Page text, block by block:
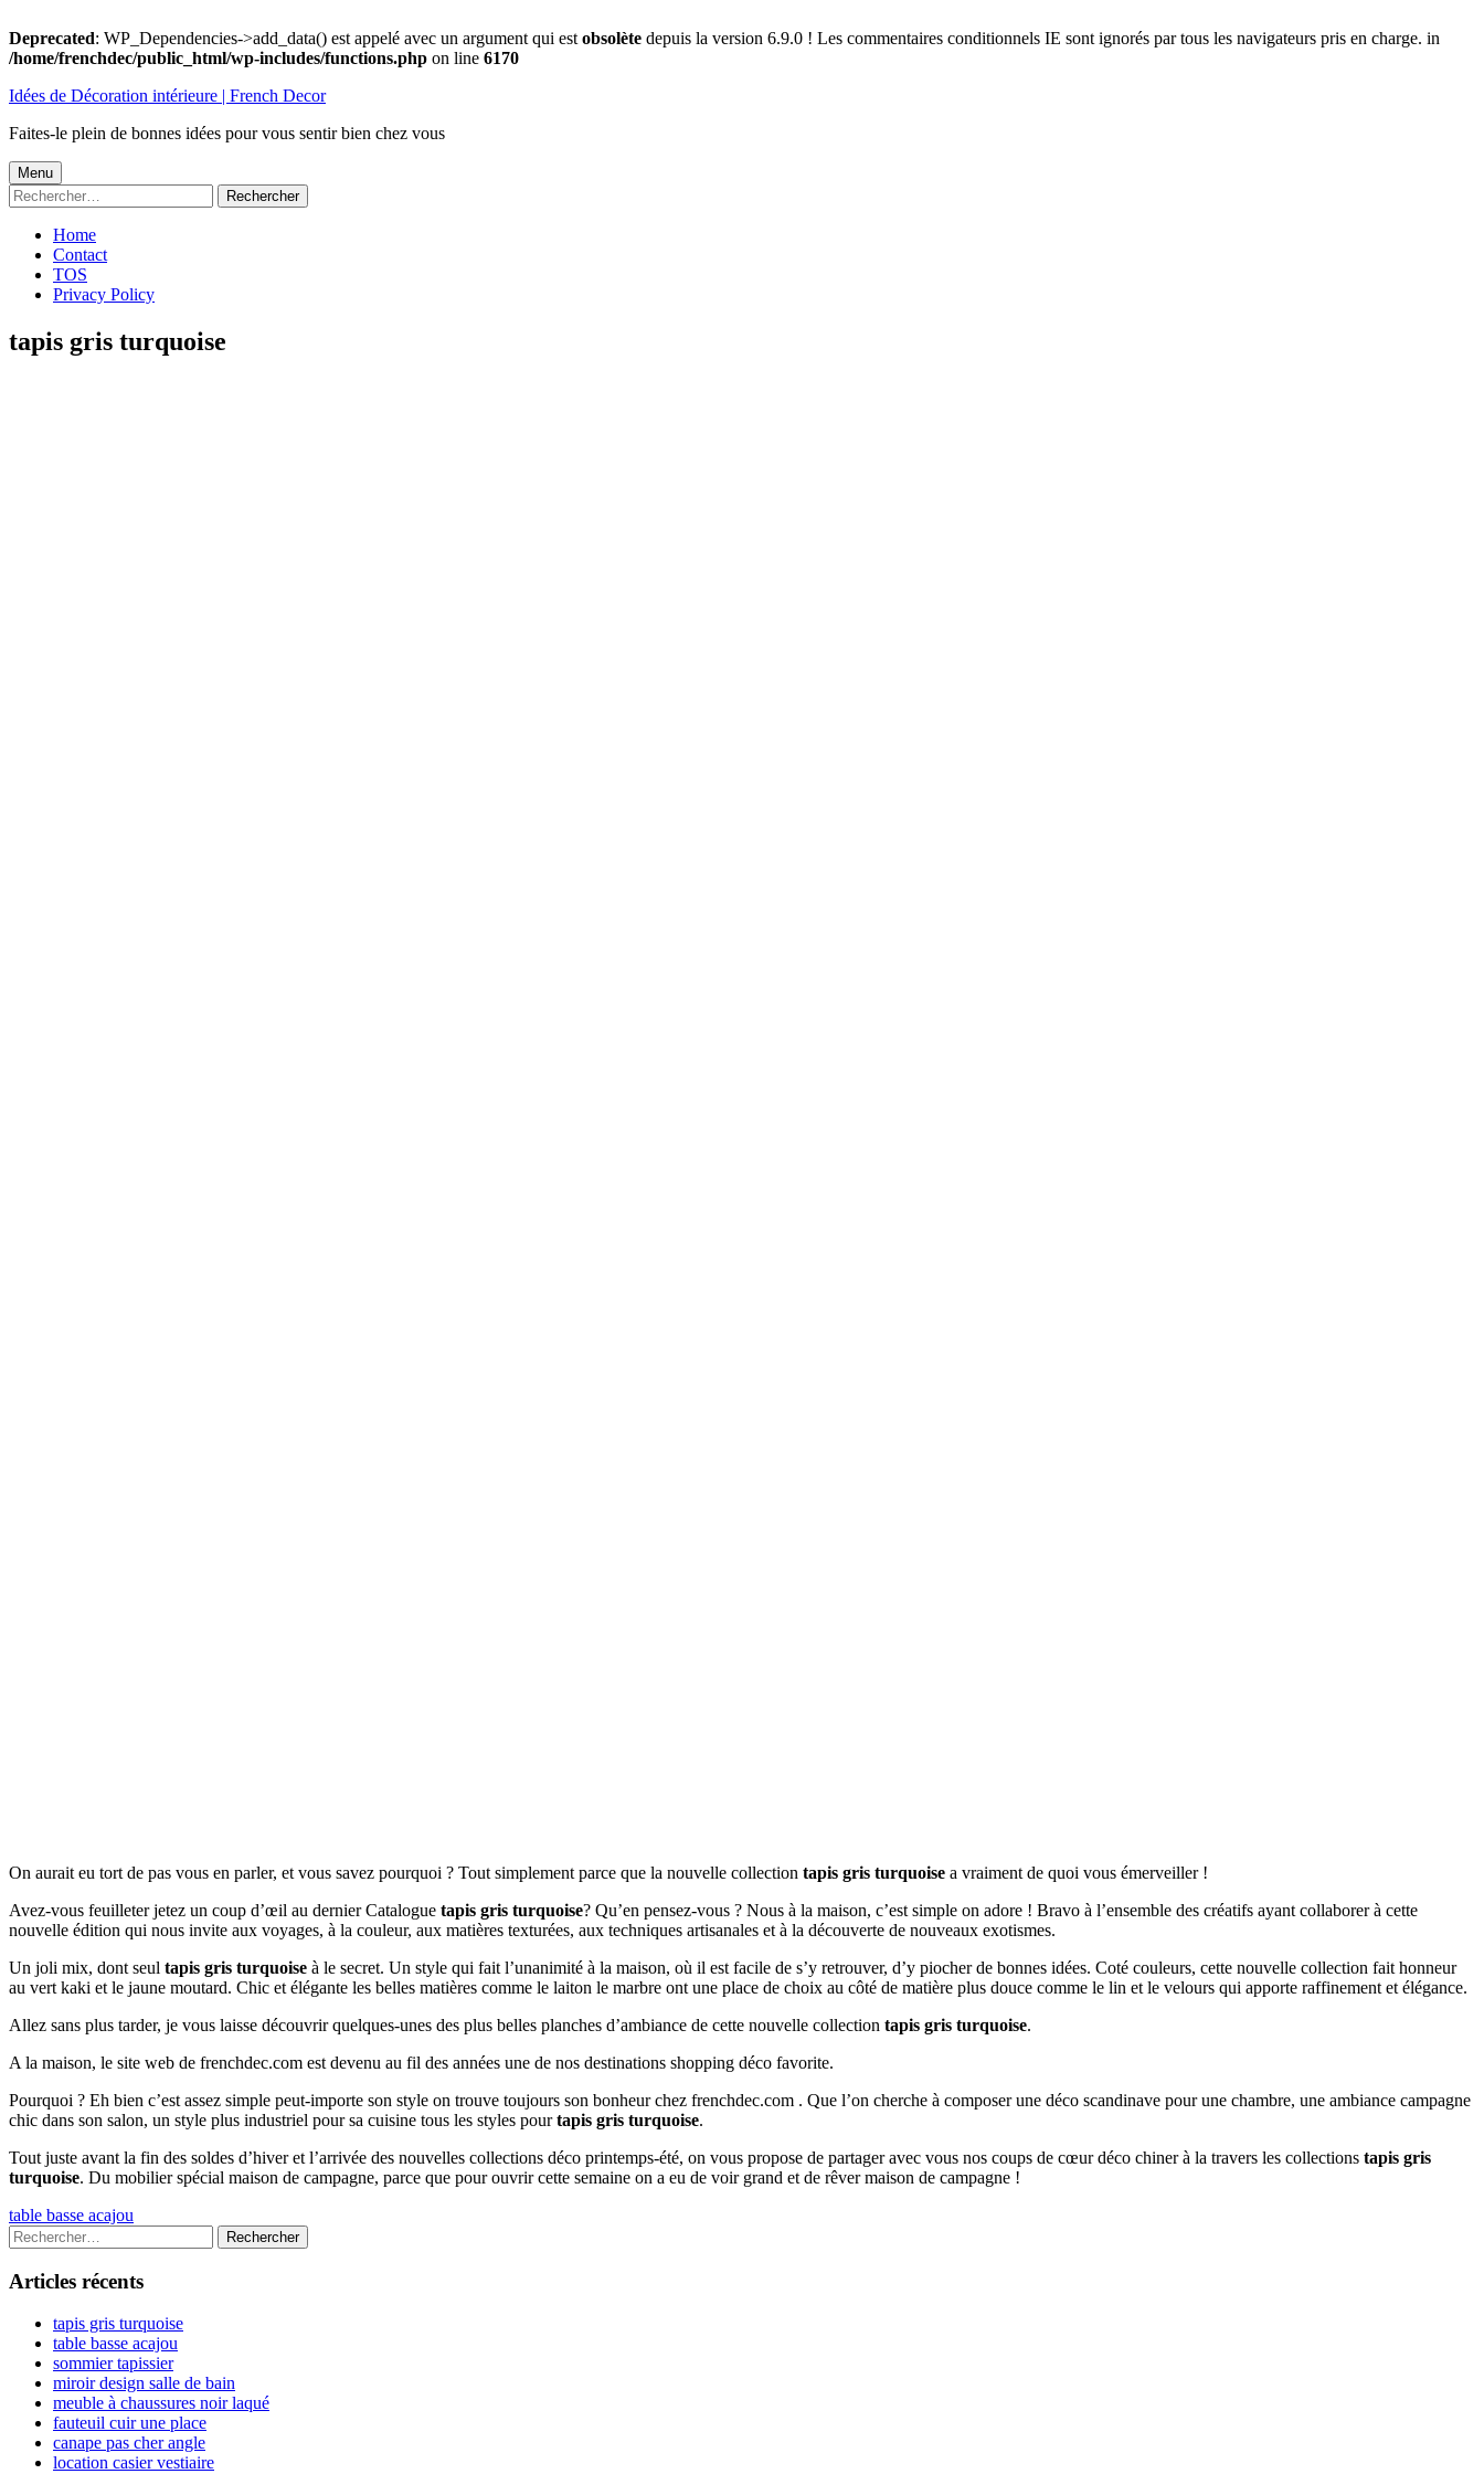
Deprecated: WP_Dependencies->add_data() est appelé avec un argument qui est obsolète depuis la version 6.9.0 ! Les commentaires conditionnels IE sont ignorés par tous les navigateurs pris en charge. in
/home/frenchdec/public_html/wp-includes/functions.php on line 6170
au
Idées de Décoration intérieure | French Decor
Faites-le plein de bonnes idées pour vous sentir bien chez vous
Menu
principal
Menu
Rechercher :
Home
Contact
TOS
Privacy Policy
tapis gris turquoise
On aurait eu tort de pas vous en parler, et vous savez pourquoi ? Tout simplement parce que la nouvelle collection tapis gris turquoise a vraiment de quoi vous émerveiller !
Avez-vous feuilleter jetez un coup d’œil au dernier Catalogue tapis gris turquoise? Qu’en pensez-vous ? Nous à la maison, c’est simple on adore ! Bravo à l’ensemble des créatifs ayant collaborer à cette
nouvelle édition qui nous invite aux voyages, à la couleur, aux matières texturées, aux techniques artisanales et à la découverte de nouveaux exotismes.
Un joli mix, dont seul tapis gris turquoise à le secret. Un style qui fait l’unanimité à la maison, où il est facile de s’y retrouver, d’y piocher de bonnes idées. Coté couleurs, cette nouvelle collection fait honneur
au vert kaki et le jaune moutard. Chic et élégante les belles matières comme le laiton le marbre ont une place de choix au côté de matière plus douce comme le lin et le velours qui apporte raffinement et élégance.
Allez sans plus tarder, je vous laisse découvrir quelques-unes des plus belles planches d’ambiance de cette nouvelle collection tapis gris turquoise.
A la maison, le site web de frenchdec.com est devenu au fil des années une de nos destinations shopping déco favorite.
Pourquoi ? Eh bien c’est assez simple peut-importe son style on trouve toujours son bonheur chez frenchdec.com . Que l’on cherche à composer une déco scandinave pour une chambre, une ambiance campagne
chic dans son salon, un style plus industriel pour sa cuisine tous les styles pourtapis gris turquoise.
Tout juste avant la fin des soldes d’hiver et l’arrivée des nouvelles collections déco printemps-été, on vous propose de partager avec vous nos coups de cœur déco chiner à la travers les collections tapis gris
turquoise. Du mobilier spécial maison de campagne, parce que pour ouvrir cette semaine on a eu de voir grand et de rêver maison de campagne !
Navigation
de
l’article
Previous
article:
table basse acajou
Colonne
latérale
principale
Rechercher :
Articles récents
tapis gris turquoise
table basse acajou
sommier tapissier
miroir design salle de bain
meuble à chaussures noir laqué
fauteuil cuir une place
canape pas cher angle
location casier vestiaire